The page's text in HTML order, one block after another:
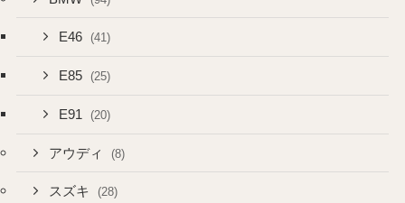
E46 (41)
E85 (25)
E91 (20)
アウディ (8)
スズキ (28)